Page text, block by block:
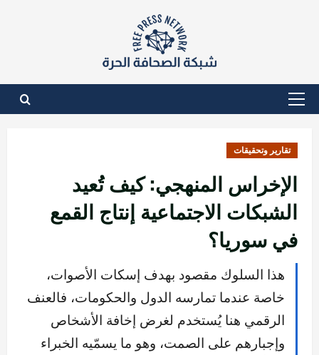
القائمة
تقارير وتحقيقات
الإخراس المنهجي: كيف تُعيد
الشبكات الاجتماعية إنتاج القمع
في سوريا؟
هذا السلوك مقصود بهدف إسكات الأصوات،
خاصة عندما تمارسه الدول والحكومات، فالعنف
الرقمي هنا يُستخدم لغرض إخافة الأشخاص
وإجبارهم على الصمت، وهو ما يسمّيه الخبراء